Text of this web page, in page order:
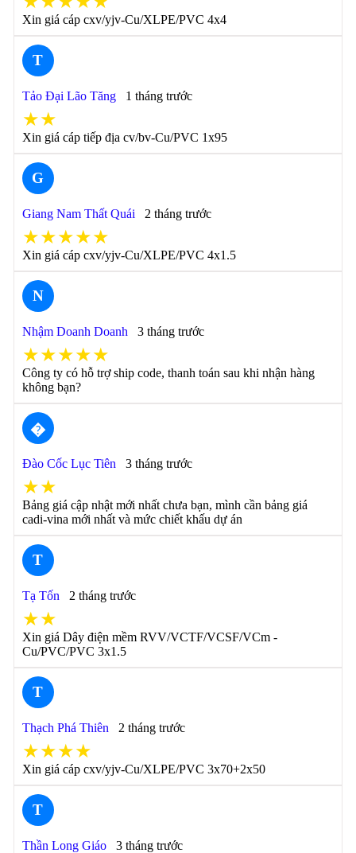
Xin giá cáp cxv/yjv-Cu/XLPE/PVC 4x4
T
Tảo Đại Lão Tăng 1 tháng trước
★★
Xin giá cáp tiếp địa cv/bv-Cu/PVC 1x95
G
Giang Nam Thất Quái 2 tháng trước
★★★★★
Xin giá cáp cxv/yjv-Cu/XLPE/PVC 4x1.5
N
Nhậm Doanh Doanh 3 tháng trước
★★★★★
Công ty có hỗ trợ ship code, thanh toán sau khi nhận hàng
không bạn?
�
Đào Cốc Lục Tiên 3 tháng trước
★★
Bảng giá cập nhật mới nhất chưa bạn, mình cần bảng giá
cadi-vina mới nhất và mức chiết khấu dự án
T
Tạ Tốn 2 tháng trước
★★
Xin giá Dây điện mềm RVV/VCTF/VCSF/VCm -
Cu/PVC/PVC 3x1.5
T
Thạch Phá Thiên 2 tháng trước
★★★★
Xin giá cáp cxv/yjv-Cu/XLPE/PVC 3x70+2x50
T
Thần Long Giáo 3 tháng trước